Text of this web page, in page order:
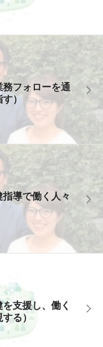
フォローを通
）
導で働く人々
支援し、働く
る）